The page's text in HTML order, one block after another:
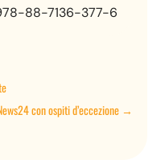
88-7136-377-6
con ospiti d’eccezione→